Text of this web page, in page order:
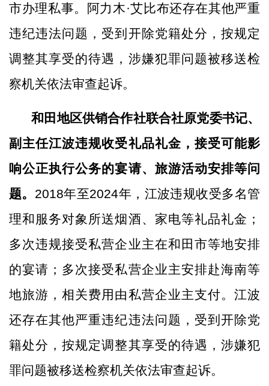
市办理私事。阿力木·艾比布还存在其他严重
违纪违法问题，受到开除党籍处分，按规定
调整其享受的待遇，涉嫌犯罪问题被移送检
察机关依法审查起诉。
和田地区供销合作社联合社原党委书记、
副主任江波违规收受礼品礼金，接受可能影
响公正执行公务的宴请、旅游活动安排等问
题。 2018年至2024年，江波违规收受多名管
理和服务对象所送烟酒、家电等礼品礼金；
多次违规接受私营企业主在和田市等地安排
的宴请；多次接受私营企业主安排赴海南等
地旅游，相关费用由私营企业主支付。江波
还存在其他严重违纪违法问题，受到开除党
籍处分，按规定调整其享受的待遇，涉嫌犯
罪问题被移送检察机关依法审查起诉。